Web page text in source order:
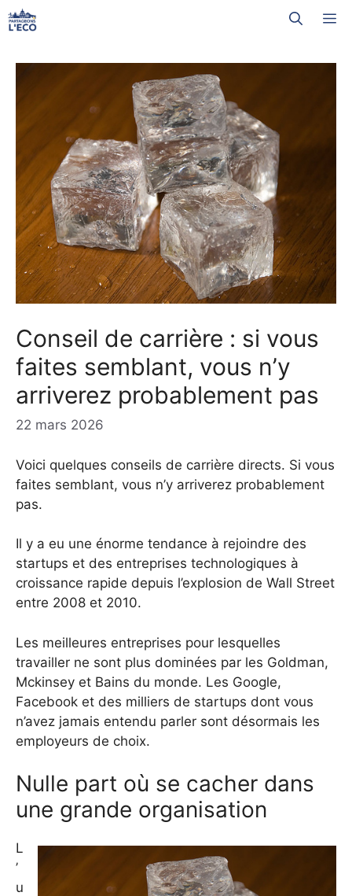
Aller
au
Conseil de carrière : si vous
faites semblant, vous n’y
arriverez probablement pas
22 mars 2026
Voici quelques conseils de carrière directs. Si vous
faites semblant, vous n’y arriverez probablement
pas.
Il y a eu une énorme tendance à rejoindre des
startups et des entreprises technologiques à
croissance rapide depuis l’explosion de Wall Street
entre 2008 et 2010.
Les meilleures entreprises pour lesquelles
travailler ne sont plus dominées par les Goldman,
Mckinsey et Bains du monde. Les Google,
Facebook et des milliers de startups dont vous
n’avez jamais entendu parler sont désormais les
employeurs de choix.
Nulle part où se cacher dans
une grande organisation
L
’
u